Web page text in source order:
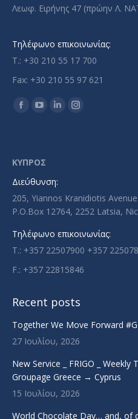
Λεωφ. Ειρήνης 47 (πρώην Λ.
Τηλέφωνο επικοινωνίας:
T.: +30 210 55 17 700
Fax: +30 210 55 97 621
Find us on:
Facebook
in
new
YouTube
in
window
LinkedinInstagram
ΚΥΠΡΟΣ
Διεύθυνση:
205, Yiannos Kranidiotis
P.O.Box 12764, 2252 Latsia,
Τηλέφωνο επικοινωνίας:
T.: +357 22507900 +357
F.: +357 22815846
Recent posts
Together We Move Forward
27 Ιουλίου, 2026
New Service _ FRIGO _
Groupage Greece → Cyprus
15 Ιουλίου, 2026
World Chocolate Day… and, of